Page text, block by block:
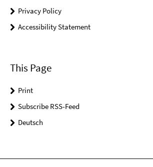
Privacy Policy
Accessibility Statement
This Page
Print
Subscribe RSS-Feed
Deutsch